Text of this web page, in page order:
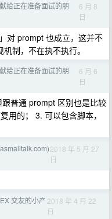
给正在准备面试的朋
6 月 8
日
对 prompt 也成立，这并不
制，不在执不执行。
给正在准备面试的朋
6 月 6
日
普通 prompt 区别也是比较
用的； 3. 可以包含脚本，
2018 年 5 月 27
日
交友的小产 2018 年 4 月 22
日